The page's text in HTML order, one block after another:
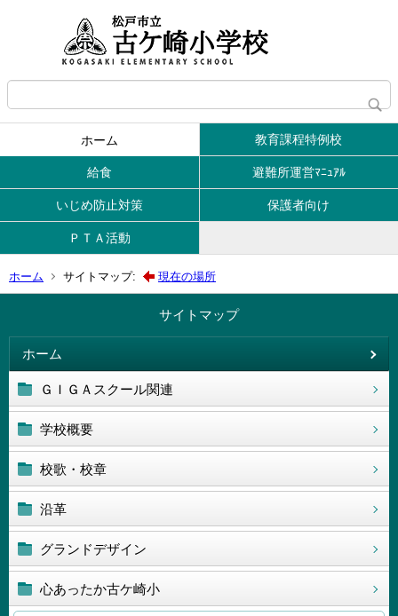
ホーム 教育課程特例校
給食 避難所運営ﾏﾆｭｱﾙ
いじめ防止対策 保護者向け
ＰＴＡ活動
ホーム サイトマップ: 現在の場所
サイトマップ
ホーム
ＧＩＧＡスクール関連
学校概要
校歌・校章
沿革
グランドデザイン
心あったか古ケ崎小